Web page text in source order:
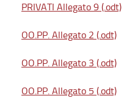
PRIVATI Allegato 9 (.odt)
OO.PP. Allegato 2 (.odt)
OO.PP. Allegato 3 (.odt)
OO.PP. Allegato 5 (.odt)